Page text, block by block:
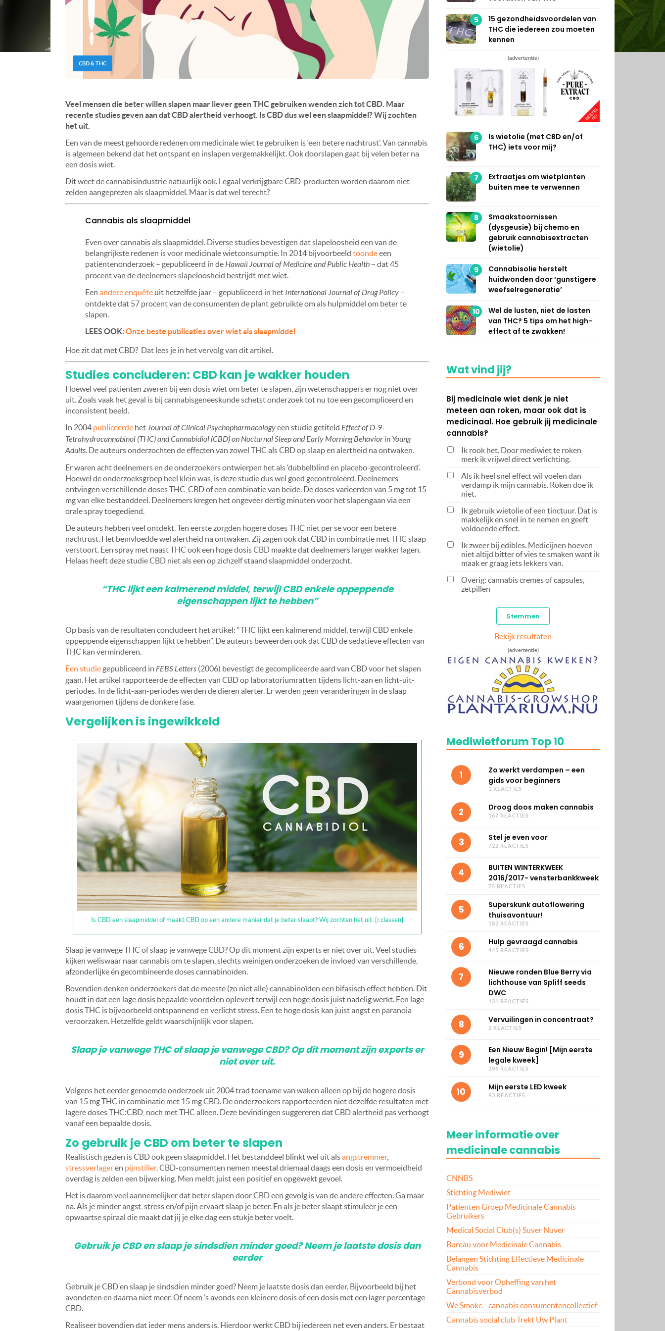
CBD & THC
Veel mensen die beter willen slapen maar liever geen THC gebruiken wenden zich tot CBD. Maar
recente studies geven aan dat CBD alertheid verhoogt. Is CBD dus wel een slaapmiddel? Wij zochten
het uit.
Een van de meest gehoorde redenen om medicinale wiet te gebruiken is ‘een betere nachtrust’. Van cannabis
is algemeen bekend dat het ontspant en inslapen vergemakkelijkt. Ook doorslapen gaat bij velen beter na
een dosis wiet.
Dit weet de cannabisindustrie natuurlijk ook. Legaal verkrijgbare CBD-producten worden daarom niet
zelden aangeprezen als slaapmiddel. Maar is dat wel terecht?
Cannabis als slaapmiddel
Even over cannabis als slaapmiddel. Diverse studies bevestigen dat slapeloosheid een van de
belangrijkste redenen is voor medicinale wietconsumptie. In 2014 bijvoorbeeld toondeeen
patiëntenonderzoek – gepubliceerd in deHawaii Journal of Medicine and Public Health – dat 45
procent van de deelnemers slapeloosheid bestrijdt met wiet.
Een andere enquête uit hetzelfde jaar – gepubliceerd in het International Journal of Drug Policy –
ontdekte dat 57 procent van de consumenten de plant gebruikte om als hulpmiddel om beter te
slapen.
LEES OOK:Onze beste publicaties over wiet als slaapmiddel
Hoe zit dat met CBD? Dat lees je in het vervolg van dit artikel.
Studies concluderen: CBD kan je wakker houden
Hoewel veel patiënten zweren bij een dosis wiet om beter te slapen, zijn wetenschappers er nog niet over
uit. Zoals vaak het geval is bij cannabisgeneeskunde schetst onderzoek tot nu toe een gecompliceerd en
inconsistent beeld.
In 2004 publiceerde hetJournal of Clinical Psychopharmacologyeen studie getiteld Effect of D-9-
Tetrahydrocannabinol (THC) and Cannabidiol (CBD) on Nocturnal Sleep and Early Morning Behavior in Young
Adults. De auteurs onderzochten de effecten van zowel THC als CBD op slaap en alertheid na ontwaken.
Er waren acht deelnemers en de onderzoekers ontwierpen het als ‘dubbelblind en placebo-gecontroleerd’.
Hoewel de onderzoeksgroep heel klein was, is deze studie dus wel goed gecontroleerd. Deelnemers
ontvingen verschillende doses THC, CBD of een combinatie van beide. De doses varieerden van 5 mg tot 15
mg van elke bestanddeel. Deelnemers kregen het ongeveer dertig minuten voor het slapengaan via een
orale spray toegediend.
De auteurs hebben veel ontdekt. Ten eerste zorgden hogere doses THC niet per se voor een betere
nachtrust. Het beïnvloedde wel alertheid na ontwaken. Zij zagen ook dat CBD in combinatie met THC slaap
verstoort. Een spray met naast THC ook een hoge dosis CBD maakte dat deelnemers langer wakker lagen.
Helaas heeft deze studie CBD niet als een op zichzelf staand slaapmiddel onderzocht.
“THC lijkt een kalmerend middel, terwijl CBD enkele oppeppende
eigenschappen lijkt te hebben”
Op basis van de resultaten concludeert het artikel: “THC lijkt een kalmerend middel, terwijl CBD enkele
oppeppende eigenschappen lijkt te hebben”. De auteurs beweerden ook dat CBD de sedatieve effecten van
THC kan verminderen.
Een studie gepubliceerd in FEBS Letters (2006) bevestigt de gecompliceerde aard van CBD voor het slapen
gaan. Het artikel rapporteerde de effecten van CBD op laboratoriumratten tijdens licht-aan en licht-uit-
periodes. In de licht-aan-periodes werden de dieren alerter. Er werden geen veranderingen in de slaap
waargenomen tijdens de donkere fase.
Vergelijken is ingewikkeld
Is CBD een slaapmiddel of maakt CBD op een andere manier dat je beter slaapt? Wij zochten het uit. [r.classen]
Slaap je vanwege THC of ​​slaap je vanwege CBD? Op dit moment zijn experts er niet over uit. Veel studies
kijken weliswaar naar cannabis om te slapen, slechts weinigen onderzoeken de invloed van verschillende,
afzonderlijke én gecombineerde doses cannabinoïden.
Bovendien denken onderzoekers dat de meeste (zo niet alle) cannabinoïden een bifasisch effect hebben. Dit
houdt in dat een lage dosis bepaalde voordelen oplevert terwijl een hoge dosis juist nadelig werkt. Een lage
dosis THC is bijvoorbeeld ontspannend en verlicht stress. Een te hoge dosis kan juist angst en paranoia
veroorzaken. Hetzelfde geldt waarschijnlijk voor slapen.
Slaap je vanwege THC of ​​slaap je vanwege CBD? Op dit moment zijn experts er
niet over uit.
Volgens het eerder genoemde onderzoek uit 2004 trad toename van waken alleen op bij de hogere dosis
van 15 mg THC in combinatie met 15 mg CBD. De onderzoekers rapporteerden niet dezelfde resultaten met
lagere doses THC:CBD, noch met THC alleen. Deze bevindingen suggereren dat CBD alertheid pas verhoogt
vanaf een bepaalde dosis.
Zo gebruik je CBD om beter te slapen
Realistisch gezien is CBD ook geen slaapmiddel. Het bestanddeel blinkt wel uit alsangstremmer,
stressverlageren pijnstiller. CBD-consumenten nemen meestal driemaal daags een dosis en vermoeidheid
overdag is zelden een bijwerking. Men meldt juist een positief en opgewekt gevoel.
Het is daarom veel aannemelijker dat beter slapen door CBD een gevolg is van de andere effecten. Ga maar
na. Als je minder angst, stress en/of pijn ervaart slaap je beter. En als je beter slaapt stimuleer je een
opwaartse spiraal die maakt dat jij je elke dag een stukje beter voelt.
Gebruik je CBD en slaap je sindsdien minder goed? Neem je laatste dosis dan
eerder
Gebruik je CBD en slaap je sindsdien minder goed? Neem je laatste dosis dan eerder. Bijvoorbeeld bij het
avondeten en daarna niet meer. Of neem ’s avonds een kleinere dosis of een dosis met een lager percentage
CBD.
Realiseer bovendien dat ieder mens anders is. Hierdoor werkt CBD bij iedereen net even anders. Er bestaat
5
15 gezondheidsvoordelen van
THC die iedereen zou moeten
kennen
(advertentie)
6
Is wietolie (met CBD en/of
THC) iets voor mij?
7
Extraatjes om wietplanten
buiten mee te verwennen
8
Smaakstoornissen
(dysgeusie) bij chemo en
gebruik cannabisextracten
(wietolie)
9
Cannabisolie herstelt
huidwonden door ‘gunstigere
weefselregeneratie’
10
Wel de lusten, niet de lasten
van THC? 5 tips om het high-
effect af te zwakken!
Wat vind jij?
Bij medicinale wiet denk je niet
meteen aan roken, maar ook dat is
medicinaal. Hoe gebruik jij medicinale
cannabis?
Ik rook het. Door mediwiet te roken
merk ik vrijwel direct verlichting.
Als ik heel snel effect wil voelen dan
verdamp ik mijn cannabis. Roken doe ik
niet.
Ik gebruik wietolie of een tinctuur. Dat is
makkelijk en snel in te nemen en geeft
voldoende effect.
Ik zweer bij edibles. Medicijnen hoeven
niet altijd bitter of vies te smaken want ik
maak er graag iets lekkers van.
Overig: cannabis cremes of capsules,
zetpillen
Bekijk resultaten
(advertentie)
Mediwietforum Top 10
1
Zo werkt verdampen – een
gids voor beginners
1 REACTIES
2 Droog doos maken cannabis
167 REACTIES
3 Stel je even voor
722 REACTIES
4
BUITEN WINTERKWEEK
2016/2017- vensterbankkweek
75 REACTIES
5
Superskunk autoflowering
thuisavontuur!
182 REACTIES
6 Hulp gevraagd cannabis
445 REACTIES
7
Nieuwe ronden Blue Berry via
lichthouse van Spliff seeds
DWC
131 REACTIES
8 Vervuilingen in concentraat?
2 REACTIES
9
Een Nieuw Begin! [Mijn eerste
legale kweek]
206 REACTIES
10 Mijn eerste LED kweek
93 REACTIES
Meer informatie over
medicinale cannabis
CNNBS
Stichting Mediwiet
Patiënten Groep Medicinale Cannabis
Gebruikers
Medical Social Club(s) Suver Nuver
Bureau voor Medicinale Cannabis
Belangen Stichting Effectieve Medicinale
Cannabis
Verbond voor Opheffing van het
Cannabisverbod
We Smoke - cannabis consumentencollectief
Cannabis social club Trekt Uw Plant